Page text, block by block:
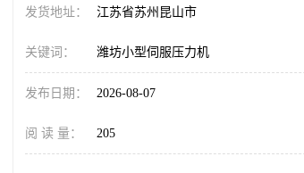
发货地址： 江苏省苏州昆山市
关键词： 潍坊小型伺服压力机
发布日期： 2026-08-07
阅 读 量： 205